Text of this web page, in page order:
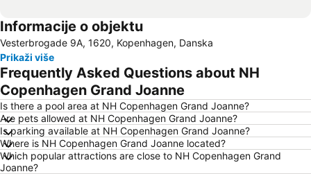
Informacije o objektu
Vesterbrogade 9A, 1620, Kopenhagen, Danska
Prikaži više
Frequently Asked Questions about NH
Copenhagen Grand Joanne
Is there a pool area at NH Copenhagen Grand Joanne?
Are pets allowed at NH Copenhagen Grand Joanne?
Is parking available at NH Copenhagen Grand Joanne?
Where is NH Copenhagen Grand Joanne located?
Which popular attractions are close to NH Copenhagen Grand
Joanne?